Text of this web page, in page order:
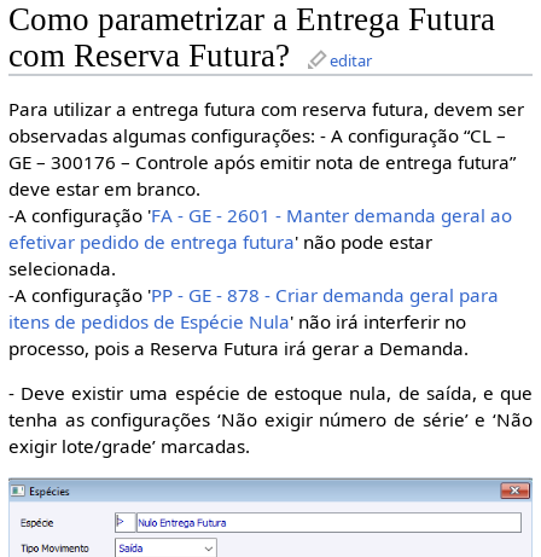
Como parametrizar a Entrega Futura
com Reserva Futura?
editar
Para utilizar a entrega futura com reserva futura, devem ser
observadas algumas configurações: - A configuração “CL –
GE – 300176 – Controle após emitir nota de entrega futura”
deve estar em branco.
-A configuração 'FA - GE - 2601 - Manter demanda geral ao
efetivar pedido de entrega futura' não pode estar
selecionada.
-A configuração 'PP - GE - 878 - Criar demanda geral para
itens de pedidos de Espécie Nula' não irá interferir no
processo, pois a Reserva Futura irá gerar a Demanda.
- Deve existir uma espécie de estoque nula, de saída, e que
tenha as configurações ‘Não exigir número de série’ e ‘Não
exigir lote/grade’ marcadas.